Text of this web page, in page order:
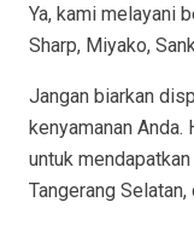
Ya, kami melayani
Sharp, Miyako,
Jangan biarkan
kenyamanan Anda.
untuk
Tangerang